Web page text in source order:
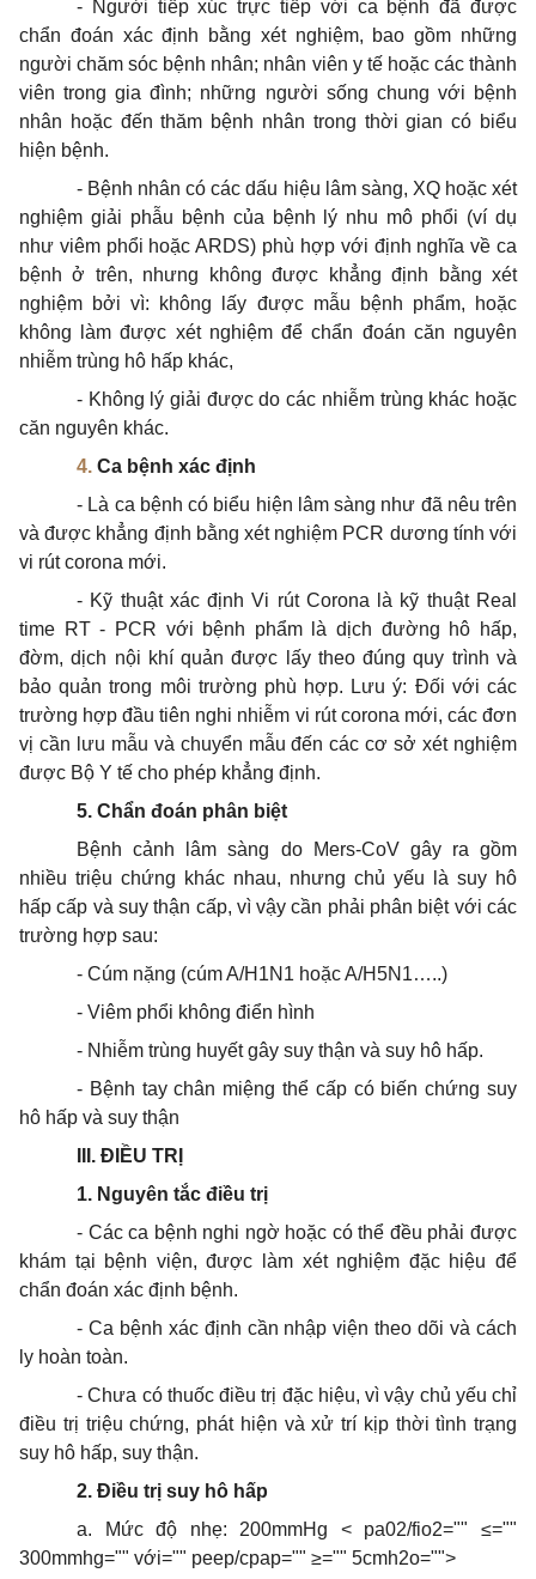
- Người tiếp xúc trực tiếp với ca bệnh đã được
chẩn đoán xác định bằng xét nghiệm, bao gồm những
người chăm sóc bệnh nhân; nhân viên y tếhoặc các thành
viên trong gia đình; những người sống chung với bệnh
nhân hoặc đến thăm bệnh nhân trong thời gian có biểu
hiện bệnh.
- Bệnh nhân có các dấu hiệu lâm sàng, XQ hoặc xét
nghiệm giải phẫu bệnh của bệnh lý nhu mô phổi (ví dụ
như viêm phổi hoặc ARDS) phù hợp với định nghĩa về ca
bệnh ở trên, nhưng không được khẳng định bằng xét
nghiệm bởi vì: không lấy được mẫu bệnh phẩm, hoặc
không làm được xét nghiệm để chẩn đoán căn nguyên
nhiễm trùng hô hấp khác,
- Không lý giải được do các nhiễm trùng khác hoặc
căn nguyên khác.
4. Ca bệnh xác định
- Là ca bệnh có biểu hiện lâm sàng như đã nêu trên
và được khẳng định bằng xét nghiệm PCR dương tính với
vi rút corona mới.
- Kỹ thuật xác định Vi rút Corona là kỹ thuật Real
time RT - PCR với bệnh phẩm là dịch đường hô hấp,
đờm, dịch nội khí quản được lấy theo đúng quy trình và
bảo quản trong môi trường phù hợp. Lưu ý: Đối với các
trường hợp đầu tiên nghi nhiễm vi rút corona mới, các đơn
vị cần lưu mẫu và chuyển mẫu đến các cơ sở xét nghiệm
được Bộ Y tế cho phép khẳng định.
5. Chẩn đoán phân biệt
Bệnh cảnh lâm sàng do Mers-CoV gây ra gồm
nhiều triệu chứng khác nhau, nhưng chủ yếu là suy hô
hấp cấp và suy thận cấp, vì vậy cần phải phân biệt với các
trường hợp sau:
- Cúm nặng (cúm A/H1N1 hoặc A/H5N1…..)
- Viêm phổi không điển hình
- Nhiễm trùng huyết gây suy thận và suy hô hấp.
- Bệnh tay chân miệng thể cấp có biến chứng suy
hô hấp và suy thận
III. ĐIỀU TRỊ
1. Nguyên tắc điều trị
- Các ca bệnh nghi ngờ hoặc có thể đều phải được
khám tại bệnh viện, được làm xét nghiệm đặc hiệu để
chẩn đoán xác định bệnh.
- Ca bệnh xác định cần nhập viện theo dõi và cách
ly hoàn toàn.
- Chưa có thuốc điều trị đặc hiệu, vì vậy chủ yếu chỉ
điều trị triệu chứng, phát hiện và xử trí kịp thời tình trạng
suy hô hấp, suy thận.
2. Điều trị suy hô hấp
a. Mức độ nhẹ: 200mmHg < pa02/fio2="" ≤=""
300mmhg="" với="" peep/cpap="" ≥="" 5cmh2o="">